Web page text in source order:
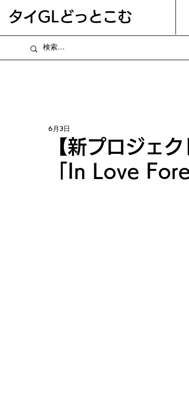
​タイGLどっとこむ
【新プロジェ
「In Love
6月3日